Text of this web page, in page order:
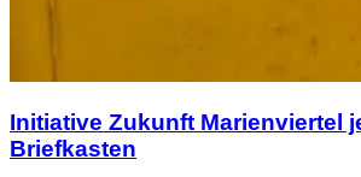
Initiative Zukunft Marienviertel
Briefkasten